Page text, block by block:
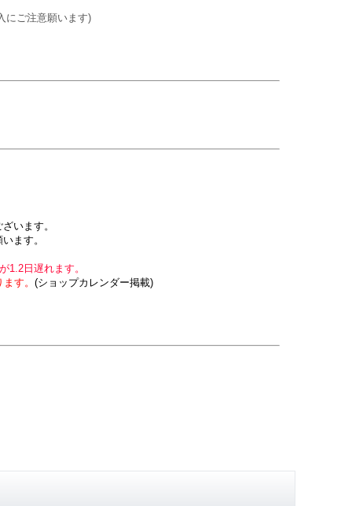
にご注意願います)
います。
ます。
1.2日遅れます。
す。 (ショップカレンダー掲載)